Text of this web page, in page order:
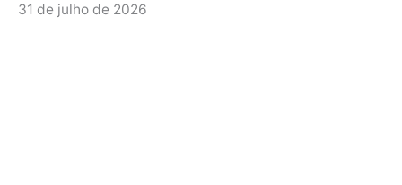
31 de julho de 2026